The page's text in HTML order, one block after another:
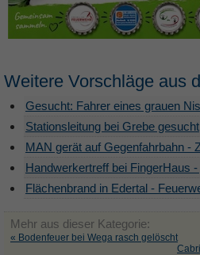
Weitere Vorschläge aus
Gesucht: Fahrer eines grauen
Stationsleitung bei Grebe gesucht
MAN gerät auf Gegenfahrbahn -
Handwerkertreff bei FingerHaus
Flächenbrand in Edertal -
Mehr aus dieser Kategorie:
« Bodenfeuer bei Wega rasch gelöscht